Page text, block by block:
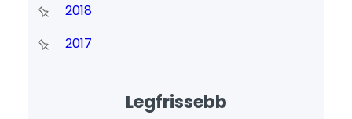
2018
2017
Legfrissebb